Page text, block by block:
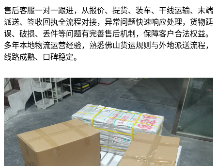
售后客服一对一跟进，从报价、提货、装车、干线运输、末端
派送、签收回执全流程对接，异常问题快速响应处理，货物延
误、破损、丢件等问题有完善售后机制，保障客户合法权益。
多年本地物流运营经验，熟悉佛山货运规则与外地派送流程，
线路成熟、口碑稳定。